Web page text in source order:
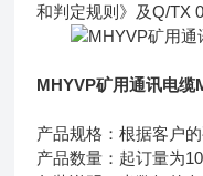
和判定规则》及Q/TX
MHYVP矿用通讯电缆
产品规格：根据客户
产品数量：起订量为